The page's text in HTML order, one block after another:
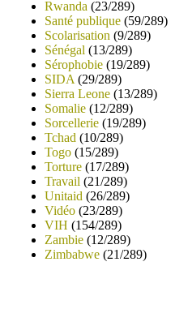
Rwanda (23/289)
Santé publique (59/289)
Scolarisation (9/289)
Sénégal (13/289)
Sérophobie (19/289)
SIDA (29/289)
Sierra Leone (13/289)
Somalie (12/289)
Sorcellerie (19/289)
Tchad (10/289)
Togo (15/289)
Torture (17/289)
Travail (21/289)
Unitaid (26/289)
Vidéo (23/289)
VIH (154/289)
Zambie (12/289)
Zimbabwe (21/289)